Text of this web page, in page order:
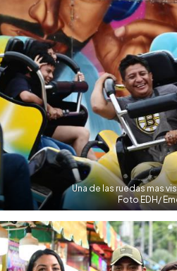
Una de las ruedas mas
Foto EDH/